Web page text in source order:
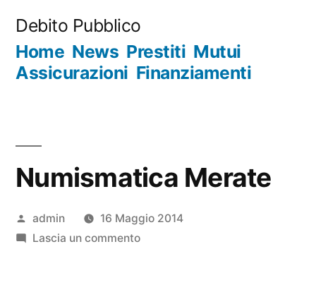
contenuto
Debito Pubblico
Home News Prestiti Mutui
Assicurazioni Finanziamenti
Numismatica Merate
Pubblicato
da
admin
16 Maggio 2014
Lascia un commentosu